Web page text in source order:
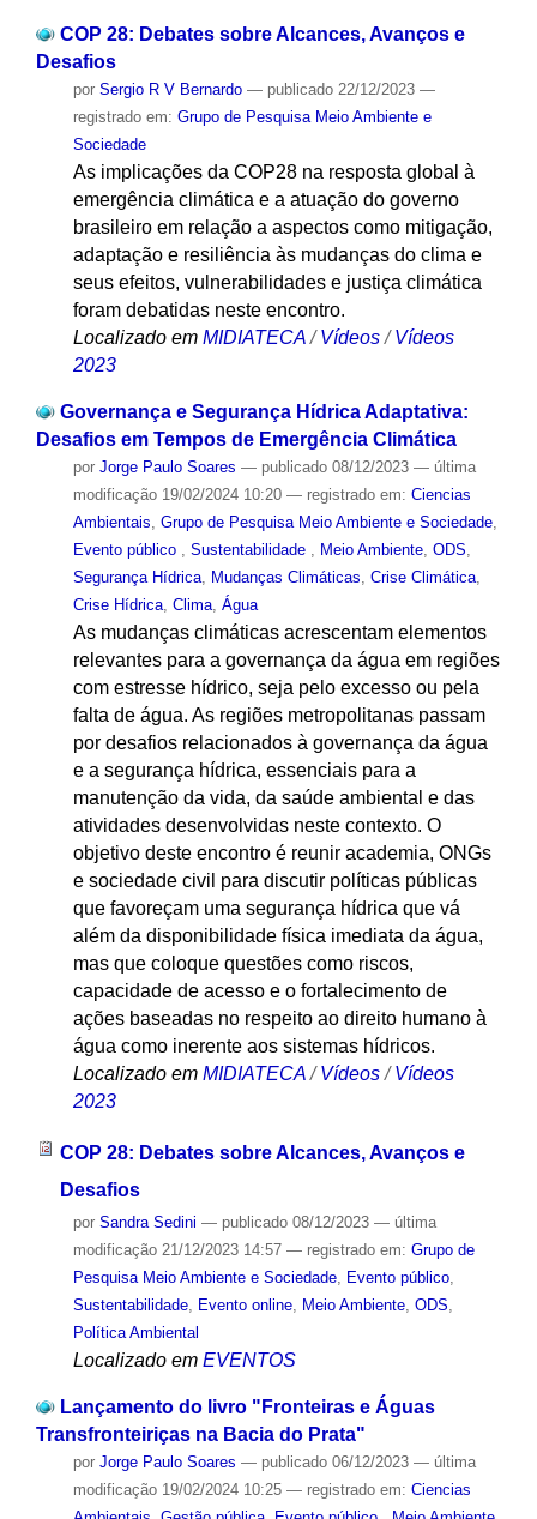
COP 28: Debates sobre Alcances, Avanços e
Desafios
por Sergio R V Bernardo — publicado22/12/2023 —
registrado em: Grupo de Pesquisa Meio Ambiente e
Sociedade
As implicações da COP28 na resposta global à
emergência climática e a atuação do governo
brasileiro em relação a aspectos como mitigação,
adaptação e resiliência às mudanças do clima e
seus efeitos, vulnerabilidades e justiça climática
foram debatidas neste encontro.
Localizado em MIDIATECA / Vídeos / Vídeos
2023
Governança e Segurança Hídrica Adaptativa:
Desafios em Tempos de Emergência Climática
por Jorge Paulo Soares — publicado08/12/2023 — última
modificação19/02/2024 10:20 — registrado em: Ciencias
Ambientais, Grupo de Pesquisa Meio Ambiente e Sociedade,
Evento público , Sustentabilidade , Meio Ambiente, ODS,
Segurança Hídrica, Mudanças Climáticas, Crise Climática,
Crise Hídrica, Clima, Água
As mudanças climáticas acrescentam elementos
relevantes para a governança da água em regiões
com estresse hídrico, seja pelo excesso ou pela
falta de água. As regiões metropolitanas passam
por desafios relacionados à governança da água
e a segurança hídrica, essenciais para a
manutenção da vida, da saúde ambiental e das
atividades desenvolvidas neste contexto. O
objetivo deste encontro é reunir academia, ONGs
e sociedade civil para discutir políticas públicas
que favoreçam uma segurança hídrica que vá
além da disponibilidade física imediata da água,
mas que coloque questões como riscos,
capacidade de acesso e o fortalecimento de
ações baseadas no respeito ao direito humano à
água como inerente aos sistemas hídricos.
Localizado em MIDIATECA /Vídeos /Vídeos
2023
COP 28: Debates sobre Alcances, Avanços e
Desafios
por Sandra Sedini — publicado08/12/2023 — última
modificação21/12/2023 14:57 — registrado em: Grupo de
Pesquisa Meio Ambiente e Sociedade, Evento público,
Sustentabilidade, Evento online, Meio Ambiente, ODS
Política Ambiental
Localizado em EVENTOS
Lançamento do livro "Fronteiras e Águas
Transfronteiriças na Bacia do Prata"
por Jorge Paulo Soares — publicado06/12/2023 — última
modificação19/02/2024 10:25 — registrado em: Ciencias